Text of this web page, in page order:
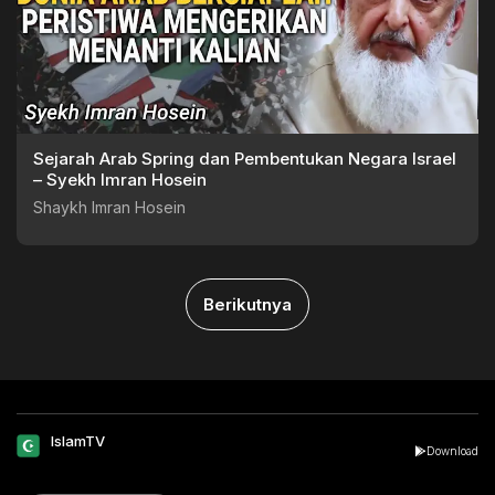
Sejarah Arab Spring dan Pembentukan Negara Israel
– Syekh Imran Hosein
Shaykh Imran Hosein
Berikutnya
IslamTV
Download